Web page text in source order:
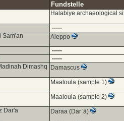
Fundstelle
Halabiye archaeological
-----
Sam'an
Aleppo
-----
-----
Dimashq Damascus
Maaloula (sample 1)
Maaloula (sample 2)
Dar'a Daraa (Darʿā)